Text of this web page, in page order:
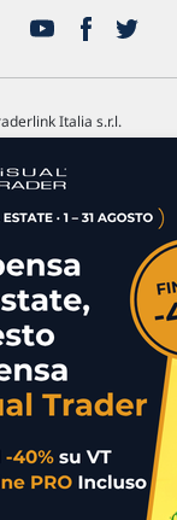
Italia s.r.l.
di borsa differite di 15
Intrinio) / FOREX
l'accettazione delle
, dellePolitiche sulla